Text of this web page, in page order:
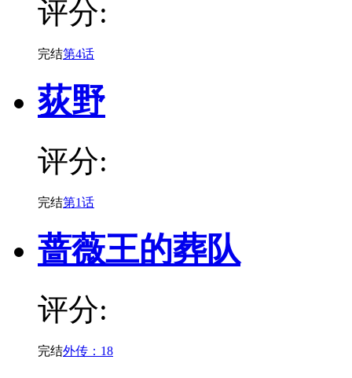
评分:
完结第4话
荻野
评分:
完结第1话
蔷薇王的葬队
评分:
完结外传：18